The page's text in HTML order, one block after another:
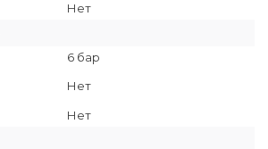
Нет
6 бар
Нет
Нет